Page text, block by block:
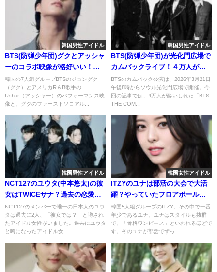
韓国男性アイドル
BTS(防弾少年団)グクとアッシャ
ーのコラボ映像が格好いい！ソ
ロアルバムgoldenについても！
韓国の7人組グループBTSのジョングク
（グク）とアメリカR＆B歌手の
Usher（アッシャー）のパフォーマンス映
像と、グクのファーストソロアル...
韓国男性アイドル
BTS(防弾少年団)が光化門広場で
カムバックライブ！４万人が酔
いしれた！
BTSのカムバック公演は、2026年3月21日
午後8時からソウル光化門広場で開催。今
回の記事では、4万人が酔いしれた「BTS
THE COM...
韓国男性アイドル
NCT127のユウタ(中本悠太)の彼
女はTWICEサナ？過去の恋愛遍
歴についても！
NCT127のメンバーで唯一の日本人のユウ
タは過去に2人、「彼女では？」と噂され
たアイドル女性がいました。過去にユウタ
と噂になったアイドル女...
韓国女性アイドル
ITZYのユナは部活の大会で大活
躍？やっていたフロアボールっ
てどんなスポーツ？
韓国5人組グループのITZY。その中で一番
年少であるユナ。ユナはスタイルも抜群
で、「骨格ワンピース」といわれるほどで
す。そのユナが部活でずっ...